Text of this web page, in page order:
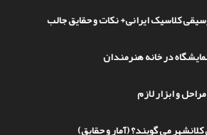
در خانه هنرمندان
و ابزار لازم
می گویند؟ (آمار و حقایق)